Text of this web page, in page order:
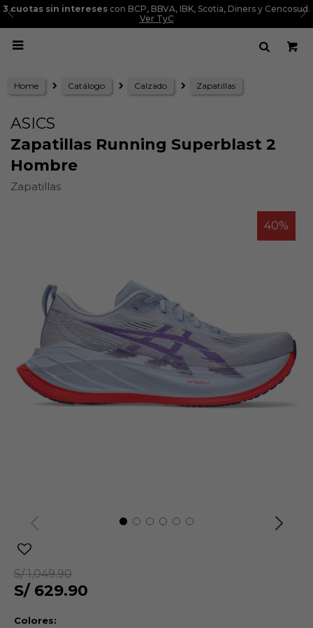
3 cuotas sin intereses con BCP, BBVA, IBK, Scotia, Diners y Cencosud.
Ver TyC

Home Catálogo Calzado Zapatillas
ASICS
Zapatillas Running Superblast 2
Hombre
Zapatillas
40
S/ 629.90
S/ 1,049.90
Colores: